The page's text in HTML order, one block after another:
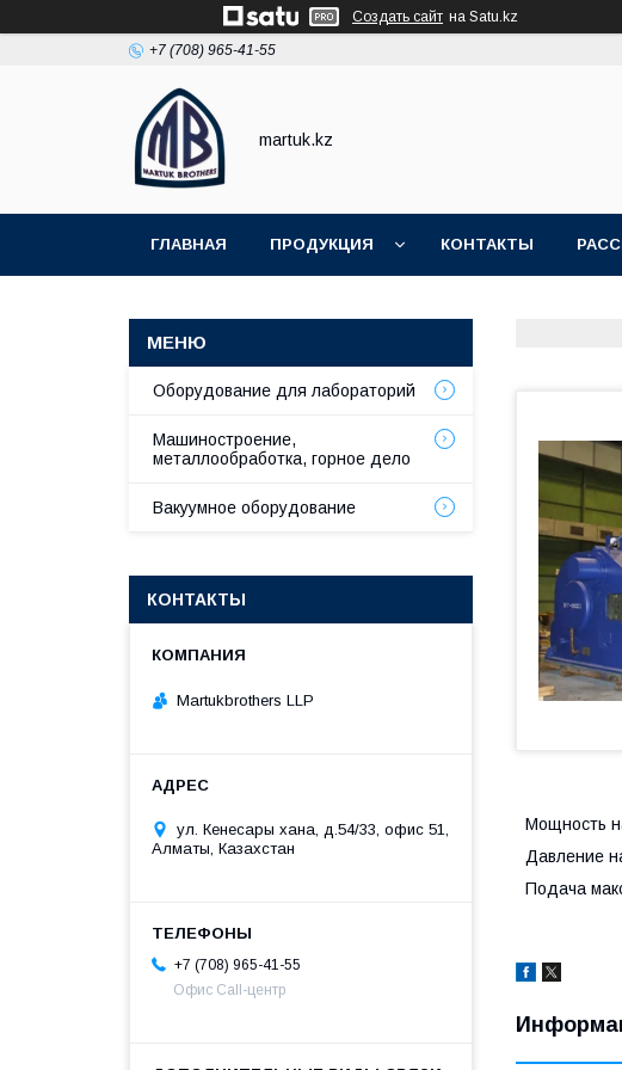
Создать сайт на Satu.kz
+7 (708) 965-41-55
martuk.kz
ГЛАВНАЯ ПРОДУКЦИЯ КОНТАКТЫ
Мощность
Давление
Подача
Оборудование для лабораторий
Машиностроение,
металлообработка, горное дело
Вакуумное оборудование
КОНТАКТЫ
Martukbrothers LLP
ул. Кенесары хана, д.54/33, офис 51,
Алматы, Казахстан
+7 (708) 965-41-55
Офис Call-центр